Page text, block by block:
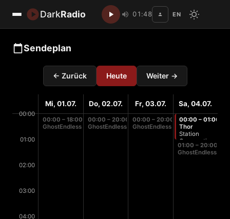
DarkRadio 01:48 EN
Sendeplan
← Zurück Heute Weiter →
00:00
01:00
02:00
03:00
04:00
Mi, 01.07.
00:00 – 18:00
GhostEndless
Do, 02.07.
00:00 – 20:00
GhostEndless
Fr, 03.07.
00:00 – 20:00
GhostEndless
Sa, 04.07.
00:00 – 01:00
Thor
Station
Cooperation
01:00 – 20:00
GhostEndless